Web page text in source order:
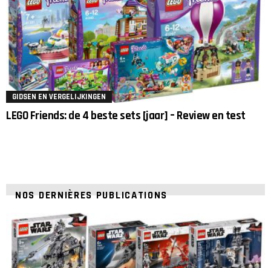
GIDSEN EN VERGELIJKINGEN
LEGO Friends: de 4 beste sets [jaar] – Review en test
NOS DERNIÈRES PUBLICATIONS